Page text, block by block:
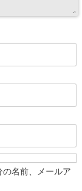
名前、メールア